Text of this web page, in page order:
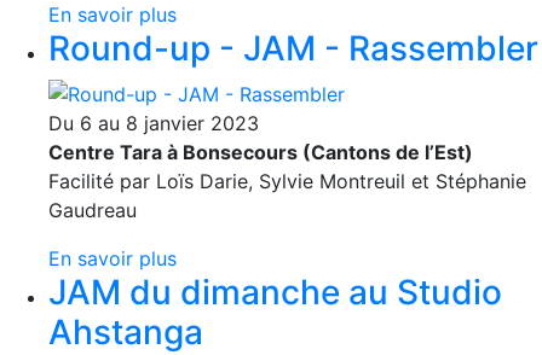
En savoir plus
Round-up - JAM - Rassembler
Du 6 au 8 janvier 2023
Centre Tara à Bonsecours (Cantons de l’Est)
Facilité par Loïs Darie, Sylvie Montreuil et Stéphanie
Gaudreau
En savoir plus
JAM du dimanche au Studio
Ahstanga